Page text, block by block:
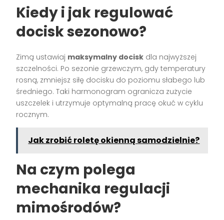
Kiedy i jak regulować
docisk sezonowo?
Zimą ustawiaj maksymalny docisk dla najwyższej
szczelności. Po sezonie grzewczym, gdy temperatury
rosną, zmniejsz siłę docisku do poziomu słabego lub
średniego. Taki harmonogram ogranicza zużycie
uszczelek i utrzymuje optymalną pracę okuć w cyklu
rocznym.
Jak zrobić roletę okienną samodzielnie?
Na czym polega
mechanika regulacji
mimośrodów?